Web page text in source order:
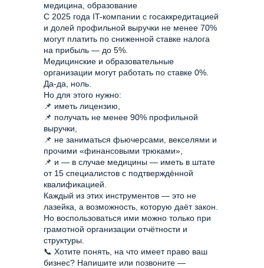
медицина, образование
С 2025 года IT-компании с госаккредитацией
и долей профильной выручки не менее 70%
могут платить по сниженной ставке налога
на прибыль — до 5%.
Медицинские и образовательные
организации могут работать по ставке 0%.
Да-да, ноль.
Но для этого нужно:
📌 иметь лицензию,
📌 получать не менее 90% профильной
выручки,
📌 не заниматься фьючерсами, векселями и
прочими «финансовыми трюками»,
📌 и — в случае медицины — иметь в штате
от 15 специалистов с подтверждённой
квалификацией.
Каждый из этих инструментов — это не
лазейка, а возможность, которую даёт закон.
Но воспользоваться ими можно только при
грамотной организации отчётности и
структуры.
📞 Хотите понять, на что имеет право ваш
бизнес? Напишите или позвоните —